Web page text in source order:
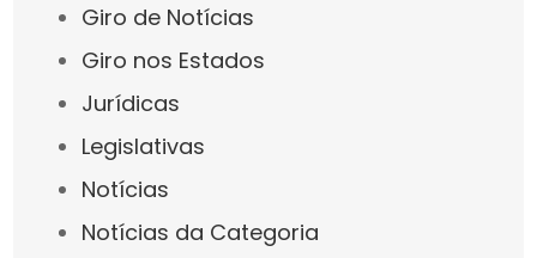
Giro de Notícias
Giro nos Estados
Jurídicas
Legislativas
Notícias
Notícias da Categoria